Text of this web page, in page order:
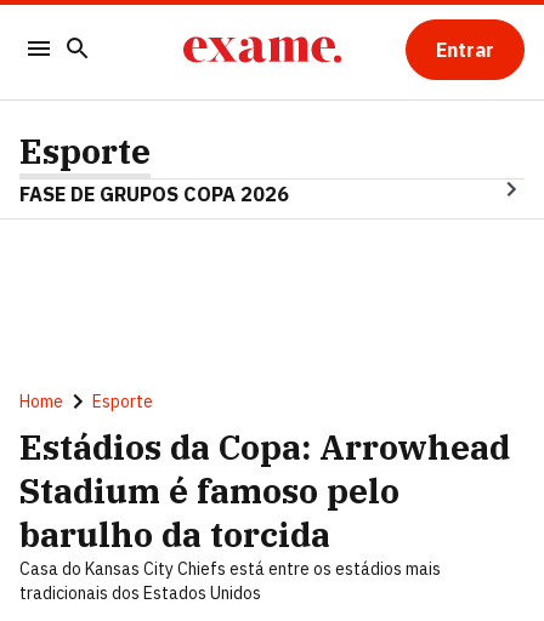
Entrar
Esporte
FASE DE GRUPOS COPA 2026
Home Esporte
Estádios da Copa: Arrowhead
Stadium é famoso pelo
barulho da torcida
Casa do Kansas City Chiefs está entre os estádios mais
tradicionais dos Estados Unidos